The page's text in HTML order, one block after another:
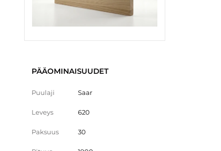
PÄÄOMINAISUUDET
Puulaji Saar
Leveys 620
Paksuus 30